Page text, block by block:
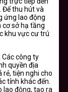
Để thu hút và
ứng lao động
sở hạ tầng
khu vực cư trú
Các công ty
quyền địa
rẻ, tiện nghi cho
tỉnh khác đến.
lao động, tạo ra